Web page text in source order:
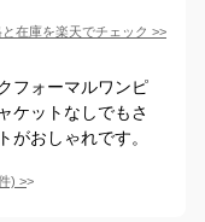
在庫を楽天でチェック >>
フォーマルワンピ
ケットなしでもさ
がおしゃれです。
) >